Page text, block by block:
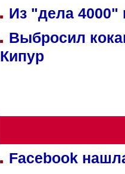
Из "дела 4000"
Выбросил
Кипур
Facebook